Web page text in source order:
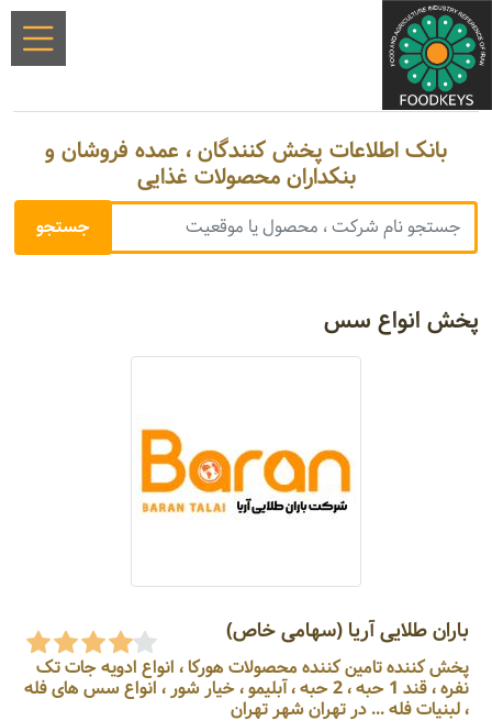
بانک اطلاعات پخش کنندگان ، عمده فروشان و
بنکداران محصولات غذایی
پخش انواع سس
باران طلایی آریا (سهامی خاص)
پخش کننده تامین کننده محصولات هورکا ، انواع ادویه جات تک
نفره ، قند 1 حبه ، 2 حبه ، آبلیمو ، خیار شور ، انواع سس های فله
، لبنیات فله ... در تهران شهر تهران